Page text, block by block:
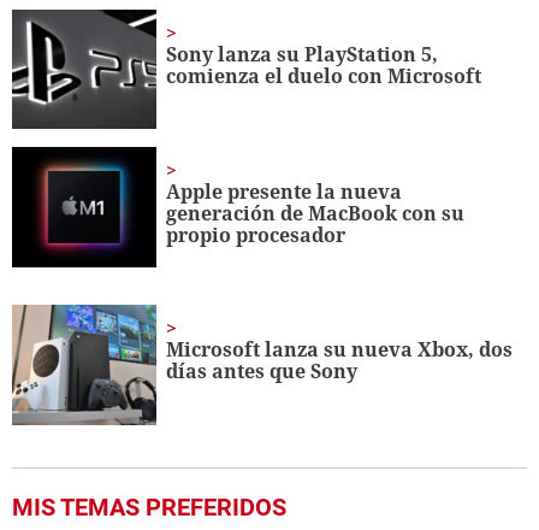
Sony lanza su PlayStation 5,
comienza el duelo con Microsoft
Apple presente la nueva
generación de MacBook con su
propio procesador
Microsoft lanza su nueva Xbox, dos
días antes que Sony
MIS TEMAS PREFERIDOS